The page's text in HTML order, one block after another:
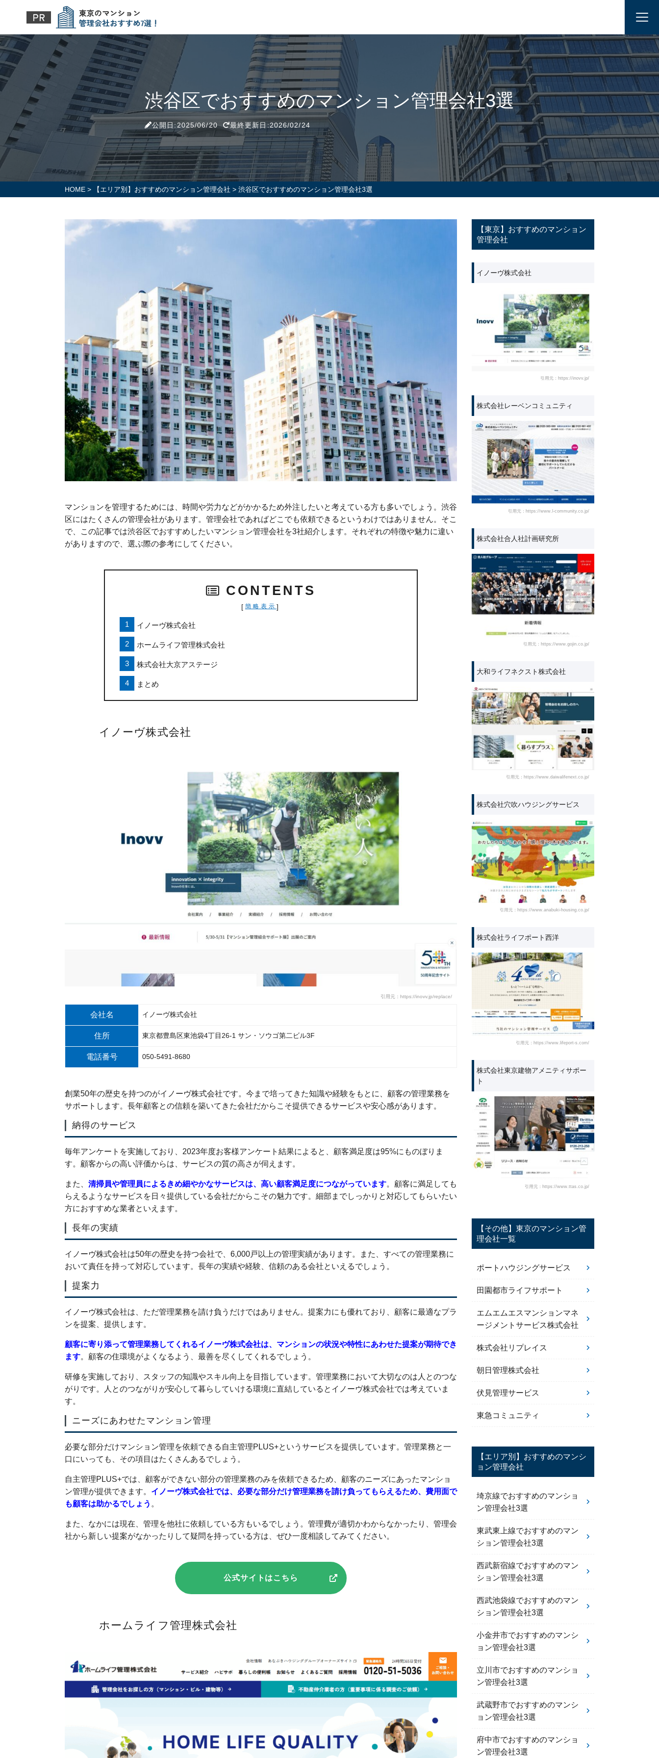
渋谷区でおすすめのマンション管理会社3選
公開日:2025/06/20 最終更新日:2026/02/24
HOME > 【エリア別】おすすめのマンション管理会社 > 渋谷区でおすすめのマンション管理会社3選
マンションを管理するためには、時間や労力などがかかるため外注したいと考えている方も多いでしょう。渋谷
区にはたくさんの管理会社があります。管理会社であればどこでも依頼できるというわけではありません。そこ
で、この記事では渋谷区でおすすめしたいマンション管理会社を3社紹介します。それぞれの特徴や魅力に違い
がありますので、選ぶ際の参考にしてください。
CONTENTS
[ 簡略表示 ]
イノーヴ株式会社
ホームライフ管理株式会社
株式会社大京アステージ
まとめ
イノーヴ株式会社
引用元：https://inovv.jp/replace/
会社名 イノーヴ株式会社
住所 東京都豊島区東池袋4丁目26-1 サン・ソウゴ第二ビル3F
電話番号 050-5491-8680
創業50年の歴史を持つのがイノーヴ株式会社です。今まで培ってきた知識や経験をもとに、顧客の管理業務を
サポートします。長年顧客との信頼を築いてきた会社だからこそ提供できるサービスや安心感があります。
納得のサービス
毎年アンケートを実施しており、2023年度お客様アンケート結果によると、顧客満足度は95%にものぼりま
す。顧客からの高い評価からは、サービスの質の高さが伺えます。
また、 清掃員や管理員によるきめ細やかなサービスは、高い顧客満足度につながっています。顧客に満足しても
らえるようなサービスを日々提供している会社だからこその魅力です。細部までしっかりと対応してもらいたい
方におすすめな業者といえます。
長年の実績
イノーヴ株式会社は50年の歴史を持つ会社で、6,000戸以上の管理実績があります。また、すべての管理業務に
おいて責任を持って対応しています。長年の実績や経験、信頼のある会社といえるでしょう。
提案力
イノーヴ株式会社は、ただ管理業務を請け負うだけではありません。提案力にも優れており、顧客に最適なプラ
ンを提案、提供します。
顧客に寄り添って管理業務してくれるイノーヴ株式会社は、マンションの状況や特性にあわせた提案が期待でき
ます。顧客の住環境がよくなるよう、最善を尽くしてくれるでしょう。
研修を実施しており、スタッフの知識やスキル向上を目指しています。管理業務において大切なのは人とのつな
がりです。人とのつながりが安心して暮らしていける環境に直結しているとイノーヴ株式会社では考えていま
す。
ニーズにあわせたマンション管理
必要な部分だけマンション管理を依頼できる自主管理PLUS+というサービスを提供しています。管理業務と一
口にいっても、その項目はたくさんあるでしょう。
自主管理PLUS+では、顧客ができない部分の管理業務のみを依頼できるため、顧客のニーズにあったマンショ
ン管理が提供できます。 イノーヴ株式会社では、必要な部分だけ管理業務を請け負ってもらえるため、費用面で
も顧客は助かるでしょう 。
また、なかには現在、管理を他社に依頼している方もいるでしょう。管理費が適切かわからなかったり、管理会
社から新しい提案がなかったりして疑問を持っている方は、ぜひ一度相談してみてください。
公式サイトはこちら
ホームライフ管理株式会社
【東京】おすすめのマンション
管理会社
イノーヴ株式会社
引用元：https://inovv.jp/
株式会社レーベンコミュニティ
引用元：https://www.l-community.co.jp/
株式会社合人社計画研究所
引用元：https://www.gojin.co.jp/
大和ライフネクスト株式会社
引用元：https://www.daiwalifenext.co.jp/
株式会社穴吹ハウジングサービス
引用元：https://www.anabuki-housing.co.jp/
株式会社ライフポート西洋
引用元：https://www.lifeport-s.com/
株式会社東京建物アメニティサポー
ト
引用元：https://www.ttas.co.jp/
【その他】東京のマンション管
理会社一覧
ポートハウジングサービス
田園都市ライフサポート
エムエムエスマンションマネ
ージメントサービス株式会社
株式会社リプレイス
朝日管理株式会社
伏見管理サービス
東急コミュニティ
【エリア別】おすすめのマンシ
ョン管理会社
埼京線でおすすめのマンショ
ン管理会社3選
東武東上線でおすすめのマン
ション管理会社3選
西武新宿線でおすすめのマン
ション管理会社3選
西武池袋線でおすすめのマン
ション管理会社3選
小金井市でおすすめのマンシ
ョン管理会社3選
立川市でおすすめのマンショ
ン管理会社3選
武蔵野市でおすすめのマンシ
ョン管理会社3選
府中市でおすすめのマンショ
ン管理会社3選